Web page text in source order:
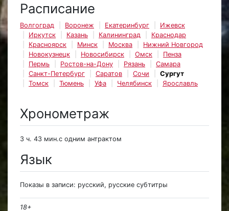
Расписание
Волгоград Воронеж Екатеринбург
Ижевск
Иркутск
Казань Калининград
Краснодар
Красноярск
Минск Москва
Нижний Новгород
Новокузнецк
Новосибирск Омск
Пенза
Пермь
Ростов-на-Дону Рязань
Самара
Санкт-Петербург
Саратов Сочи
Сургут
Томск
Тюмень Уфа Челябинск Ярославль
Хронометраж
3 ч. 43 мин.с одним антрактом
Язык
Показы в записи: русский, русские субтитры
18+